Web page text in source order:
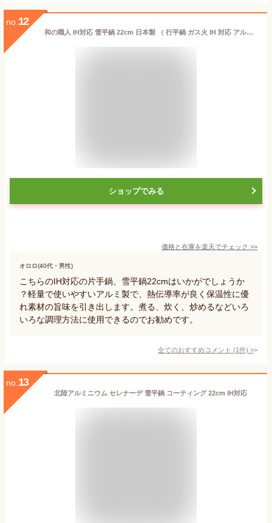
no. 12
和の職人 IH対応 雪平鍋 22cm 日本製 （ 行平鍋 ガス火 IH 対応 アルミ製 片手鍋 ゆきひら鍋 22 センチ 鍋 なべ 片手なべ アルミ鍋 アルミ 和鍋 軽量 メモリ付き キッチン 調理用品 ）【3980円以上送料無料】
ショップでみる
価格と在庫を楽天でチェック >>
オロロ(40代・男性)
こちらのIH対応の片手鍋、雪平鍋22cmはいかがでしょうか
？軽量で使いやすいアルミ製で、熱伝導率が良く保温性に優
れ素材の旨味を引き出します。煮る、炊く、炒めるなどいろ
いろな調理方法に使用できるのでお勧めです。
全てのおすすめコメント (1件) >
no. 13
北陸アルミニウム セレナーデ 雪平鍋 コーティング 22cm IH対応